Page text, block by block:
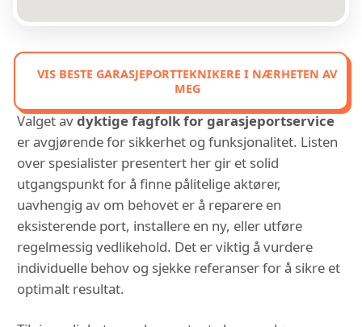
VIS BESTE GARASJEPORTTEKNIKERE I NÆRHETEN AV
MEG
Valget avdyktige fagfolk for garasjeportservice
er avgjørende for sikkerhet og funksjonalitet. Listen
over spesialister presentert her gir et solid
utgangspunkt for å finne pålitelige aktører,
uavhengig av om behovet er å reparere en
eksisterende port, installere en ny, eller utføre
regelmessig vedlikehold. Det er viktig å vurdere
individuelle behov og sjekke referanser for å sikre et
optimalt resultat.